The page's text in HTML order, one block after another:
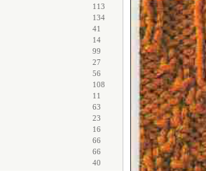
113
134
41
14
99
27
56
108
11
63
23
16
66
66
40